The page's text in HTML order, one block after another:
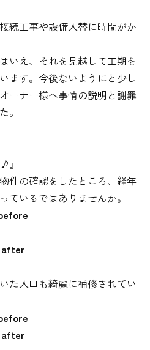
続工事や設備入替に時間がか
いえ、それを見越して工期を
ます。今後ないようにと少し
ーナー様へ事情の説明と謝罪
。
』
件の確認をしたところ、経年
ているではありませんか。
after
た入口も綺麗に補修されてい
after